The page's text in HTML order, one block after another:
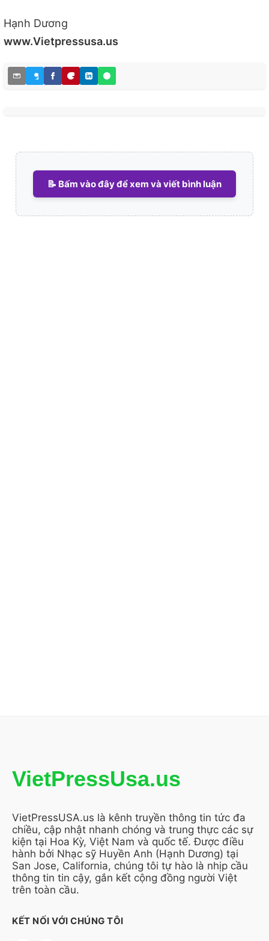
Hạnh Dương
www.Vietpressusa.us
📝 Bấm vào đây để xem và viết bình luận
VietPressUsa.us
VietPressUSA.us là kênh truyền thông tin tức đa
chiều, cập nhật nhanh chóng và trung thực các sự
kiện tại Hoa Kỳ, Việt Nam và quốc tế. Được điều
hành bởi Nhạc sỹ Huyền Anh (Hạnh Dương) tại
San Jose, California, chúng tôi tự hào là nhịp cầu
thông tin tin cậy, gắn kết cộng đồng người Việt
trên toàn cầu.
KẾT NỐI VỚI CHÚNG TÔI